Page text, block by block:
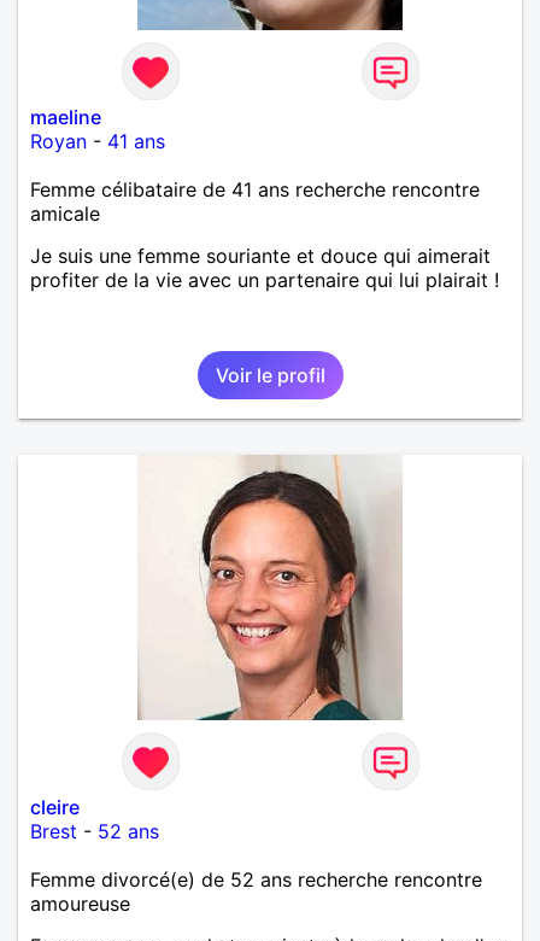
maeline
Royan - 41 ans
Femme célibataire de 41 ans recherche rencontre
amicale
Je suis une femme souriante et douce qui aimerait
profiter de la vie avec un partenaire qui lui plairait !
Voir le profil
cleire
Brest - 52 ans
Femme divorcé(e) de 52 ans recherche rencontre
amoureuse